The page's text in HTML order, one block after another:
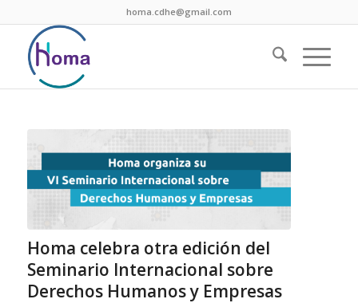
homa.cdhe@gmail.com
Homa celebra otra edición del
Seminario Internacional sobre
Derechos Humanos y Empresas